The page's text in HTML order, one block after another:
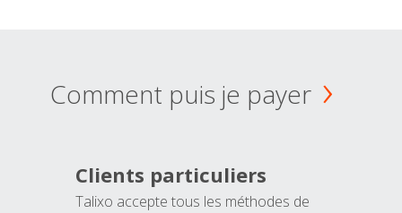
Comment puis je payer
Clients particuliers
Talixo accepte tous les méthodes de